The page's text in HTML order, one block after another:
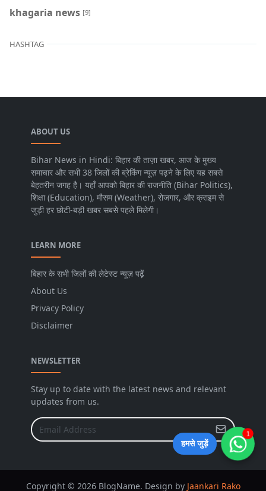
khagaria news [9]
HASHTAG
ABOUT US
Bihar News in Hindi: बिहार की ताज़ा खबर, आज के मुख्य
समाचार और सभी 38 जिलों की ब्रेकिंग न्यूज़ पढ़ने के लिए यह सबसे
बेहतरीन जगह है। यहाँ आपको बिहार की राजनीति (Bihar Politics),
शिक्षा (Education), मौसम (Weather), रोजगार, और क्राइम से
जुड़ी हर छोटी-बड़ी खबर सबसे पहले मिलेगी।
LEARN MORE
बिहार के सभी जिलों की लेटेस्ट न्यूज़ पढ़ें
About Us
Privacy Policy
Disclaimer
NEWSLETTER
Stay up to date with the latest news and relevant
updates from us.
Copyright © 2026 BlogName. Design by Jaankari Rako
हमसे जुड़ें
1